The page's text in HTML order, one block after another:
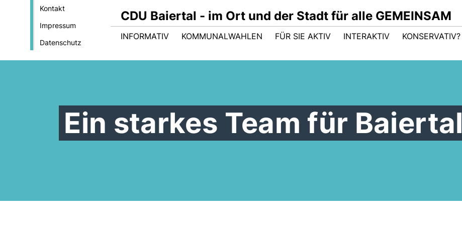
Kontakt
Impressum
Datenschutz
CDU Baiertal - im Ort und der Stadt für alle GEMEINSAM
INFORMATIV KOMMUNALWAHLEN FÜR SIE AKTIV INTERAKTIV KONSERVATIV?
Ein starkes Team für Baiertal